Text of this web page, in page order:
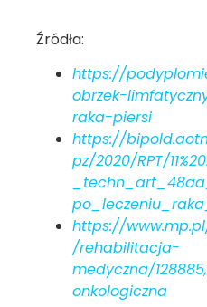
Źródła:
https://
obrzek-
raka-piersi
https://
pz/2020/RPT/
https://
/rehabilitacja-
medyczna/
onkologiczna